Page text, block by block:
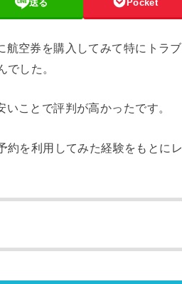
送る Pocket
航空券を購入してみて特にトラブ
した。
ことで評判が高かったです。
約を利用してみた経験をもとにレ